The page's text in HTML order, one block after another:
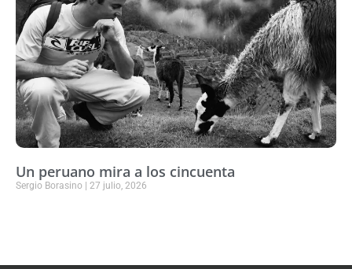
Un peruano mira a los cincuenta
Sergio Borasino 27 julio, 2026